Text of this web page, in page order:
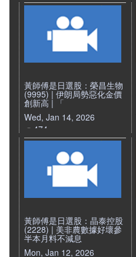
黃師傅是日選股：榮昌生物
(9995) | 伊朗局勢惡化金價
創新高 | 「
Wed, Jan 14, 2026
474
黃師傅是日選股：晶泰控股
(2228) | 美非農數據好壞參
半本月料不減息
Mon, Jan 12, 2026